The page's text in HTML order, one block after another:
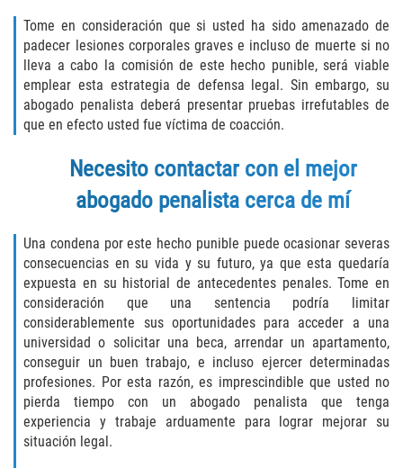
Workers Comp Fraud
Other Crimes
Damaging Phone Lines
Post Conviction Matters
Record Expungement
Sex Crimes
Indecent Exposure
Prostitution and Solicitation
Rape
Tome en consideración que si usted ha sido amenazado de
padecer lesiones corporales graves e incluso de muerte si no
lleva a cabo la comisión de este hecho punible, será viable
emplear esta estrategia de defensa legal. Sin embargo, su
abogado penalista deberá presentar pruebas irrefutables de
que en efecto usted fue víctima de coacción.
Necesito contactar con el mejor
abogado penalista cerca de mí
Una condena por este hecho punible puede ocasionar severas
consecuencias en su vida y su futuro, ya que esta quedaría
expuesta en su historial de antecedentes penales. Tome en
consideración que una sentencia podría limitar
considerablemente sus oportunidades para acceder a una
universidad o solicitar una beca, arrendar un apartamento,
conseguir un buen trabajo, e incluso ejercer determinadas
profesiones. Por esta razón, es imprescindible que usted no
pierda tiempo con un abogado penalista que tenga
experiencia y trabaje arduamente para lograr mejorar su
situación legal.